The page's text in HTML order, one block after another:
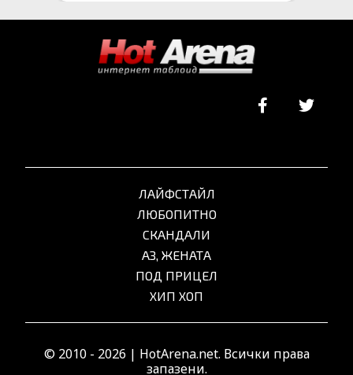
ЛАЙФСТАЙЛ
ЛЮБОПИТНО
СКАНДАЛИ
АЗ, ЖЕНАТА
ПОД ПРИЦЕЛ
ХИП ХОП
© 2010 - 2026 | HotArena.net. Всички права
запазени.